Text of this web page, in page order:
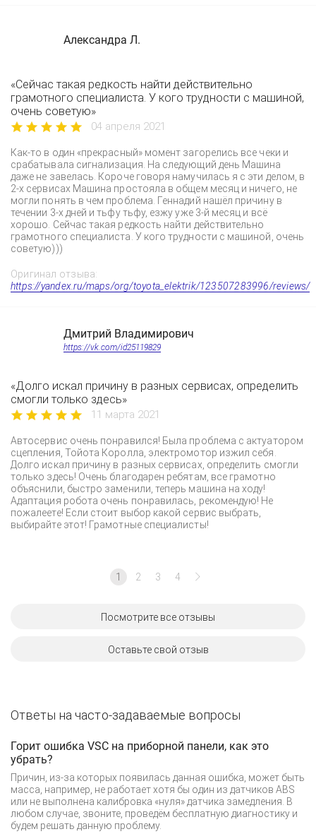
Александра Л.
«Сейчас такая редкость найти действительно
грамотного специалиста. У кого трудности с машиной,
очень советую»
04 апреля 2021
Как-то в один «прекрасный» момент загорелись все чеки и
срабатывала сигнализация. На следующий день Машина
даже не завелась. Короче говоря намучилась я с эти делом, в
2-х сервисах Машина простояла в общем месяц и ничего, не
могли понять в чем проблема. Геннадий нашёл причину в
течении 3-х дней и тьфу тьфу, езжу уже 3-й месяц и всё
хорошо. Сейчас такая редкость найти действительно
грамотного специалиста. У кого трудности с машиной, очень
советую)))
Оригинал отзыва:
https://yandex.ru/maps/org/toyota_elektrik/123507283996/reviews/
Дмитрий Владимирович
https://vk.com/id25119829
«Долго искал причину в разных сервисах, определить
смогли только здесь»
11 марта 2021
Автосервис очень понравился! Была проблема с актуатором
сцепления, Тойота Королла, электромотор изжил себя.
Долго искал причину в разных сервисах, определить смогли
только здесь! Очень благодарен ребятам, все грамотно
объяснили, быстро заменили, теперь машина на ходу!
Адаптация робота очень понравилась, рекомендую! Не
пожалеете! Если стоит выбор какой сервис выбрать,
выбирайте этот! Грамотные специалисты!
1 2 3 4
Посмотрите все отзывы
Оставьте свой отзыв
Ответы на часто-задаваемые вопросы
Горит ошибка VSC на приборной панели, как это
убрать?
Причин, из-за которых появилась данная ошибка, может быть
масса, например, не работает хотя бы один из датчиков ABS
или не выполнена калибровка «нуля» датчика замедления. В
любом случае, звоните, проведём бесплатную диагностику и
будем решать данную проблему.